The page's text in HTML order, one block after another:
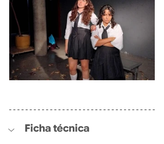
Ficha técnica